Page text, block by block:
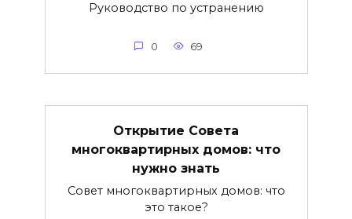
Руководство по устранению
0 69
Открытие Совета
многоквартирных домов: что
нужно знать
Совет многоквартирных домов: что
это такое?